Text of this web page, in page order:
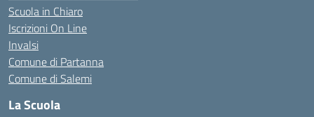
Scuola in Chiaro
Iscrizioni On Line
Invalsi
Comune di Partanna
Comune di Salemi
La Scuola